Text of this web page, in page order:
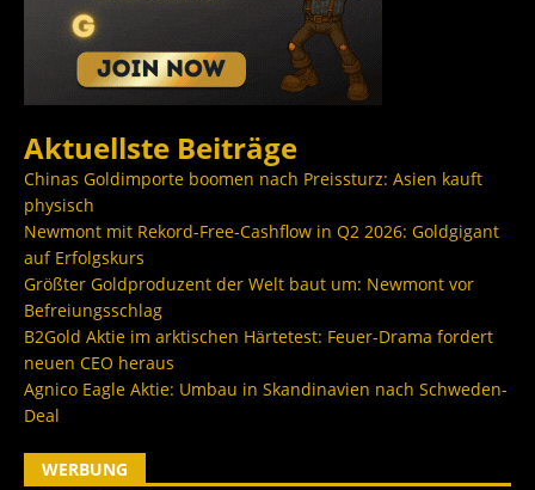
Aktuellste Beiträge
Chinas Goldimporte boomen nach Preissturz: Asien kauft
physisch
Newmont mit Rekord-Free-Cashflow in Q2 2026: Goldgigant
auf Erfolgskurs
Größter Goldproduzent der Welt baut um: Newmont vor
Befreiungsschlag
B2Gold Aktie im arktischen Härtetest: Feuer-Drama fordert
neuen CEO heraus
Agnico Eagle Aktie: Umbau in Skandinavien nach Schweden-
Deal
WERBUNG